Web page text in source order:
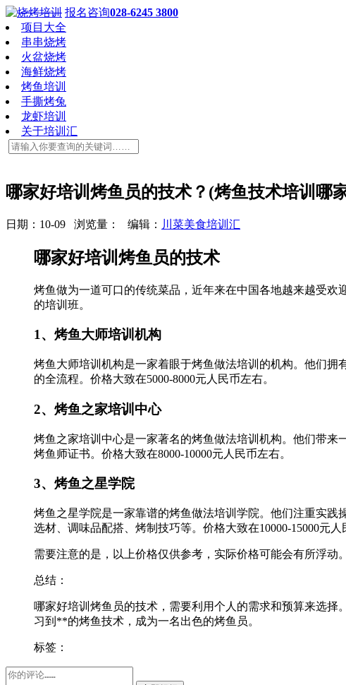
报名咨询028-6245 3800
项目大全
串串烧烤
火盆烧烤
海鲜烧烤
烤鱼培训
手撕烤兔
龙虾培训
关于培训汇
哪家好培训烤鱼员的技术？(烤鱼技术培训哪
日期：10-09 浏览量： 编辑： 川菜美食培训汇
哪家好培训烤鱼员的技术
烤鱼做为一道可口的传统菜品，近年来在中国各地越来越受
的培训班。
1、烤鱼大师培训机构
烤鱼大师培训机构是一家着眼于烤鱼做法培训的机构。他们
的全流程。价格大致在5000-8000元人民币左右。
2、烤鱼之家培训中心
烤鱼之家培训中心是一家著名的烤鱼做法培训机构。他们带
烤鱼师证书。价格大致在8000-10000元人民币左右。
3、烤鱼之星学院
烤鱼之星学院是一家靠谱的烤鱼做法培训学院。他们注重实
选材、调味品配搭、烤制技巧等。价格大致在10000-15000元人
需要注意的是，以上价格仅供参考，实际价格可能会有所浮动
总结：
哪家好培训烤鱼员的技术，需要利用个人的需求和预算来选
习到**的烤鱼技术，成为一名出色的烤鱼员。
标签：